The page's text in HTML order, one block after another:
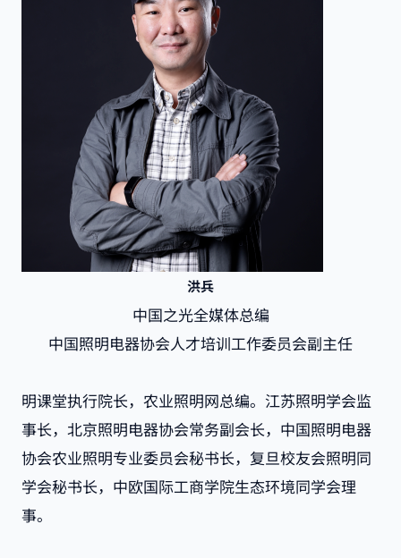
洪兵
中国之光全媒体总编
中国照明电器协会人才培训工作委员会副主任
明课堂执行院长，农业照明网总编。江苏照明学会监
事长，北京照明电器协会常务副会长，中国照明电器
协会农业照明专业委员会秘书长，复旦校友会照明同
学会秘书长，中欧国际工商学院生态环境同学会理
事。